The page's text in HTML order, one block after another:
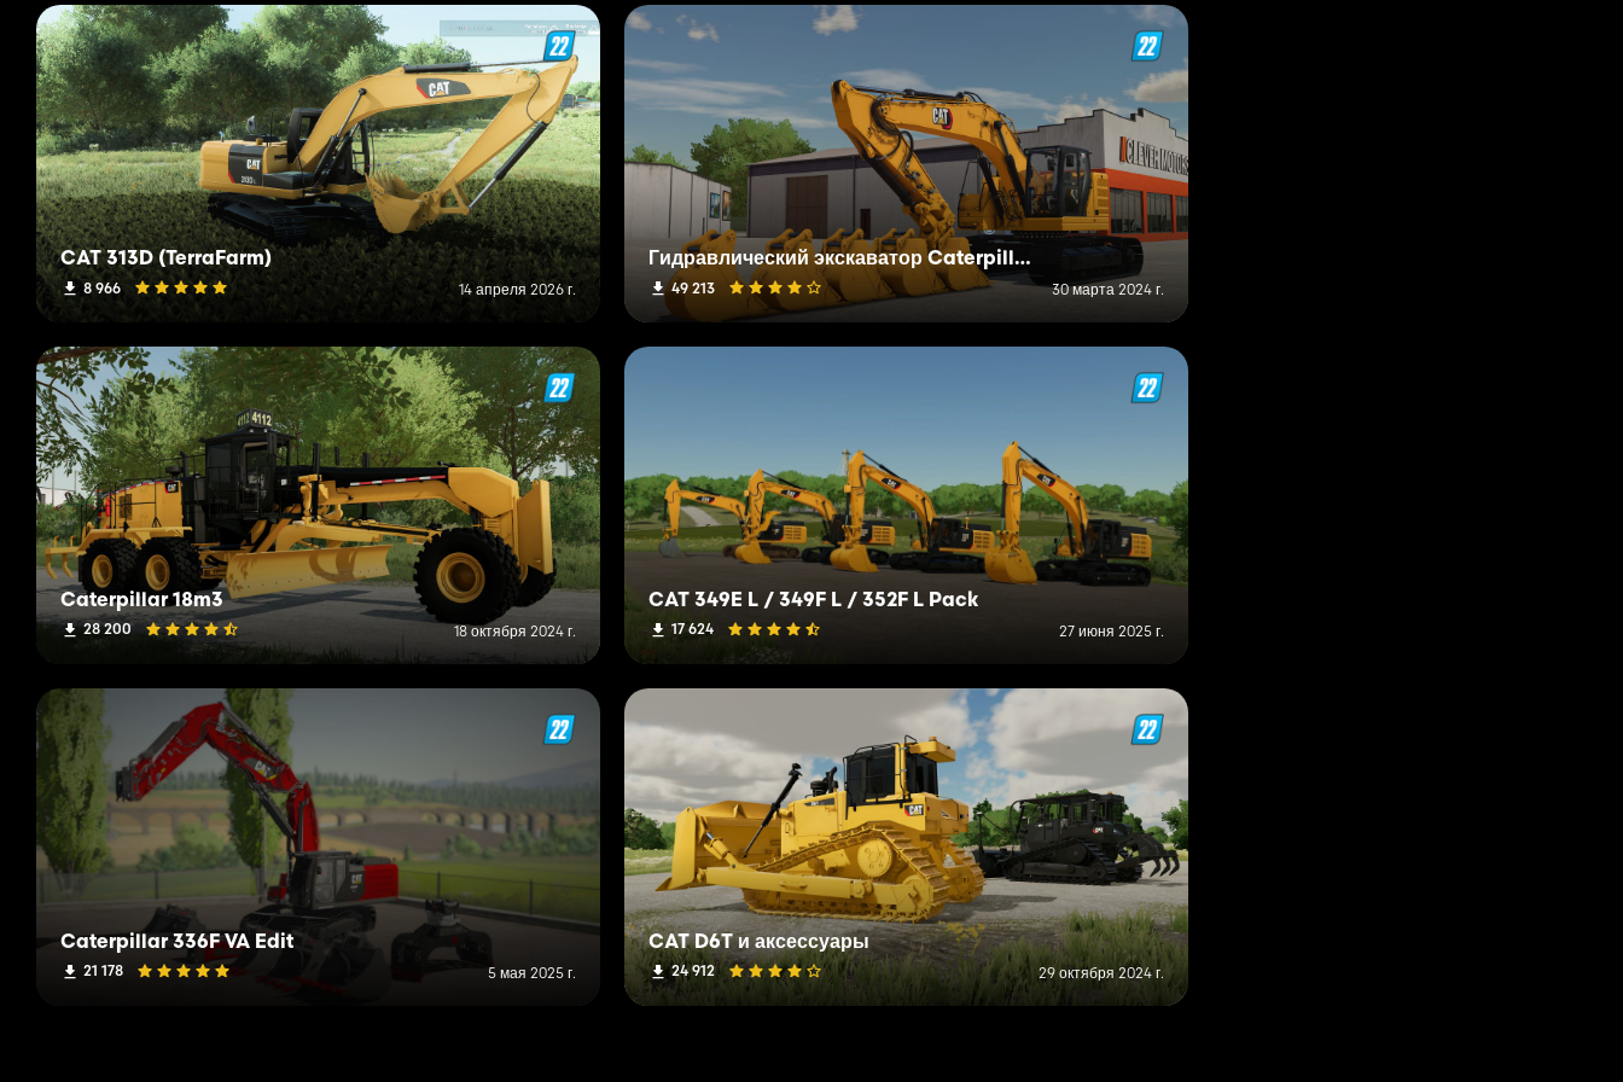
CAT 313D (TerraFarm)
8 966 14 апреля 2026 г.
Гидравлический экскаватор Caterpillar 335
49 213 30 марта 2024 г.
Caterpillar 18m3
28 200 18 октября 2024 г.
CAT 349E L / 349F L / 352F L Pack
17 624 27 июня 2025 г.
Caterpillar 336F VA Edit
21 178 5 мая 2025 г.
CAT D6T и аксессуары
24 912 29 октября 2024 г.